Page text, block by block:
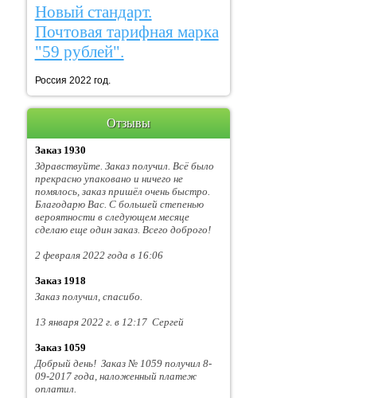
Новый стандарт.
Почтовая тарифная марка
"59 рублей".
Россия 2022 год.
Отзывы
Заказ 1930
Здравствуйте. Заказ получил. Всё было
прекрасно упаковано и ничего не
помялось, заказ пришёл очень быстро.
Благодарю Вас. С большей степенью
вероятности в следующем месяце
сделаю еще один заказ. Всего доброго!
2 февраля 2022 года в 16:06
Заказ 1918
Заказ получил, спасибо.
13 января 2022 г. в 12:17 Сергей
Заказ 1059
Добрый день! Заказ № 1059 получил 8-
09-2017 года, наложенный платеж
оплатил.